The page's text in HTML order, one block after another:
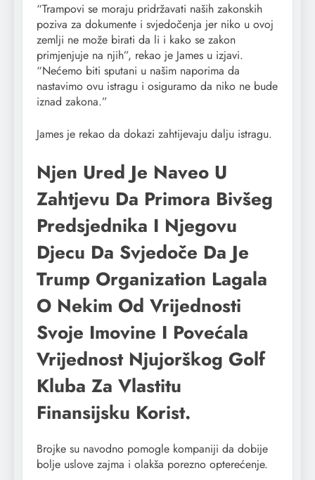
“Trampovi se moraju pridržavati naših zakonskih
poziva za dokumente i svjedočenja jer niko u ovoj
zemlji ne može birati da li i kako se zakon
primjenjuje na njih”, rekao je James u izjavi.
“Nećemo biti sputani u našim naporima da
nastavimo ovu istragu i osiguramo da niko ne bude
iznad zakona.”
James je rekao da dokazi zahtijevaju dalju istragu.
Njen Ured Je Naveo U
Zahtjevu Da Primora Bivšeg
Predsjednika I Njegovu
Djecu Da Svjedoče Da Je
Trump Organization Lagala
O Nekim Od Vrijednosti
Svoje Imovine I Povećala
Vrijednost Njujorškog Golf
Kluba Za Vlastitu
Finansijsku Korist.
Brojke su navodno pomogle kompaniji da dobije
bolje uslove zajma i olakša porezno opterećenje.